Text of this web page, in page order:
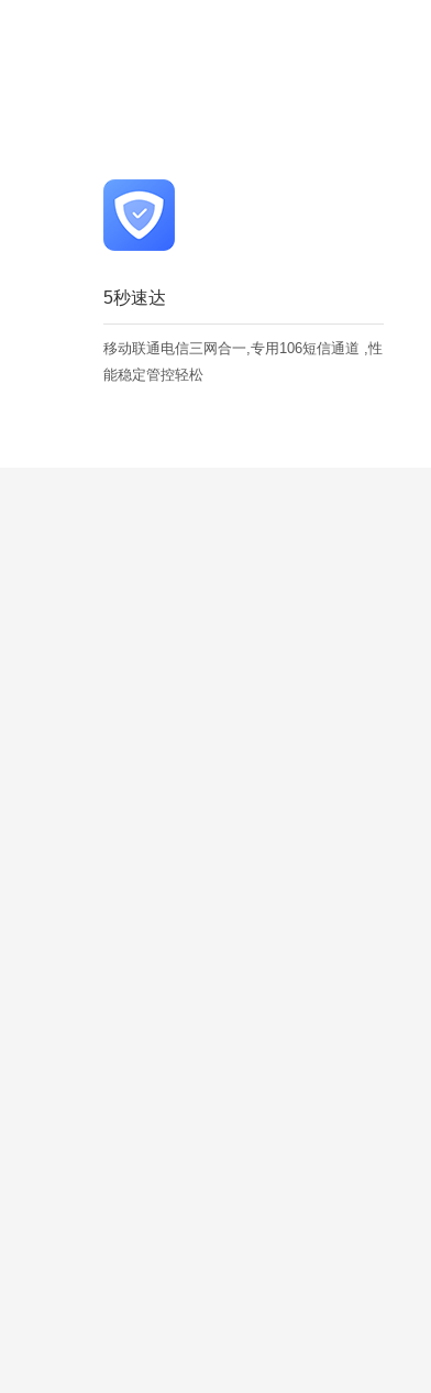
5秒速达
移动联通电信三网合一,专用106短信通道 ,性
能稳定管控轻松